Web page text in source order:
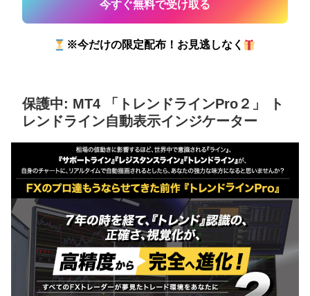
※今だけの限定配布！お見逃しなく
保護中: MT4 「トレンドラインPro２」 ト
レンドライン自動表示インジケーター